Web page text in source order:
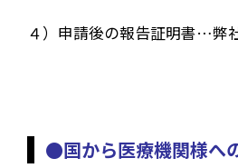
４）申請後の報告証明書…弊
●国から医療機関様へ